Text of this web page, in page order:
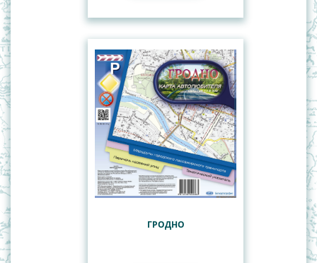
ГРОДНО